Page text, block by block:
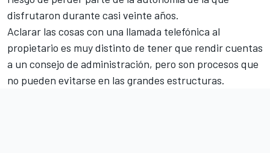
disfrutaron durante casi veinte años.
Aclarar las cosas con una llamada telefónica al
propietario es muy distinto de tener que rendir cuentas
a un consejo de administración, pero son procesos que
no pueden evitarse en las grandes estructuras.